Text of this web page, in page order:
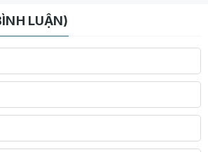
LUẬN)